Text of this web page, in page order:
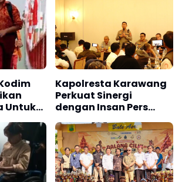
Untuk
Kapolresta Karawang
Perkuat Sinergi
dengan Insan Pers
Bersama Media